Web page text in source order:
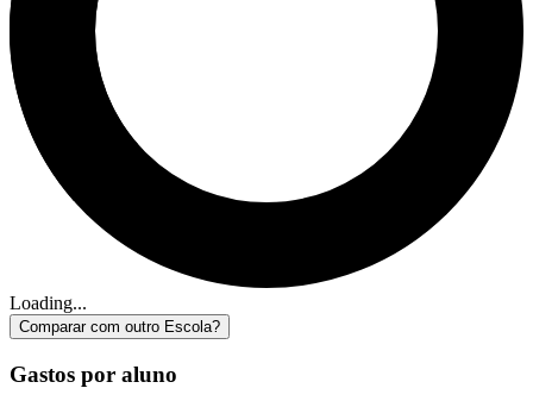
Loading...
Comparar com outro Escola?
Gastos por aluno